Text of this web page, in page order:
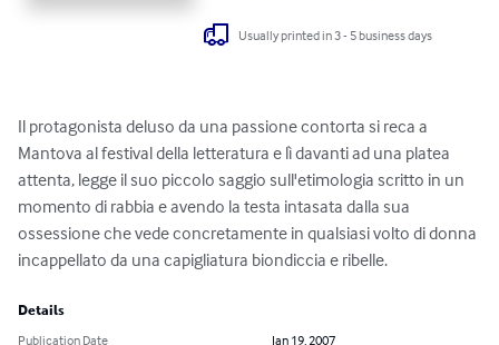
Usually printed in 3 - 5 business days
Il protagonista deluso da una passione contorta si reca a
Mantova al festival della letteratura e lì davanti ad una platea
attenta, legge il suo piccolo saggio sull'etimologia scritto in un
momento di rabbia e avendo la testa intasata dalla sua
ossessione che vede concretamente in qualsiasi volto di donna
incappellato da una capigliatura biondiccia e ribelle.
Details
Publication Date
Jan 19, 2007